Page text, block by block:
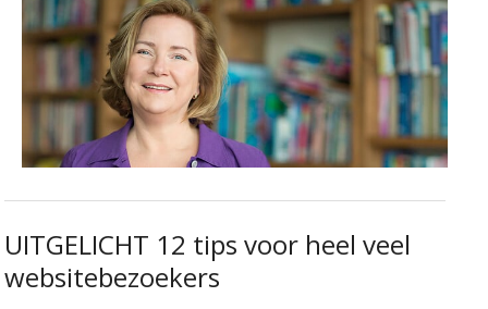
UITGELICHT 12 tips voor heel veel
websitebezoekers